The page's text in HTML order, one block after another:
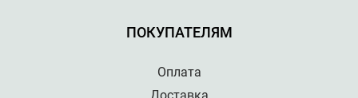
ПОКУПАТЕЛЯМ
Оплата